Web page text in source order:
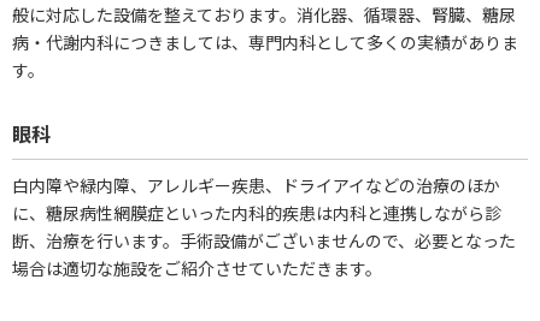
般に対応した設備を整えております。消化器、循環器、腎臓、糖尿
病・代謝内科につきましては、専門内科として多くの実績がありま
す。
眼科
白内障や緑内障、アレルギー疾患、ドライアイなどの治療のほか
に、糖尿病性網膜症といった内科的疾患は内科と連携しながら診
断、治療を行います。手術設備がございませんので、必要となった
場合は適切な施設をご紹介させていただきます。